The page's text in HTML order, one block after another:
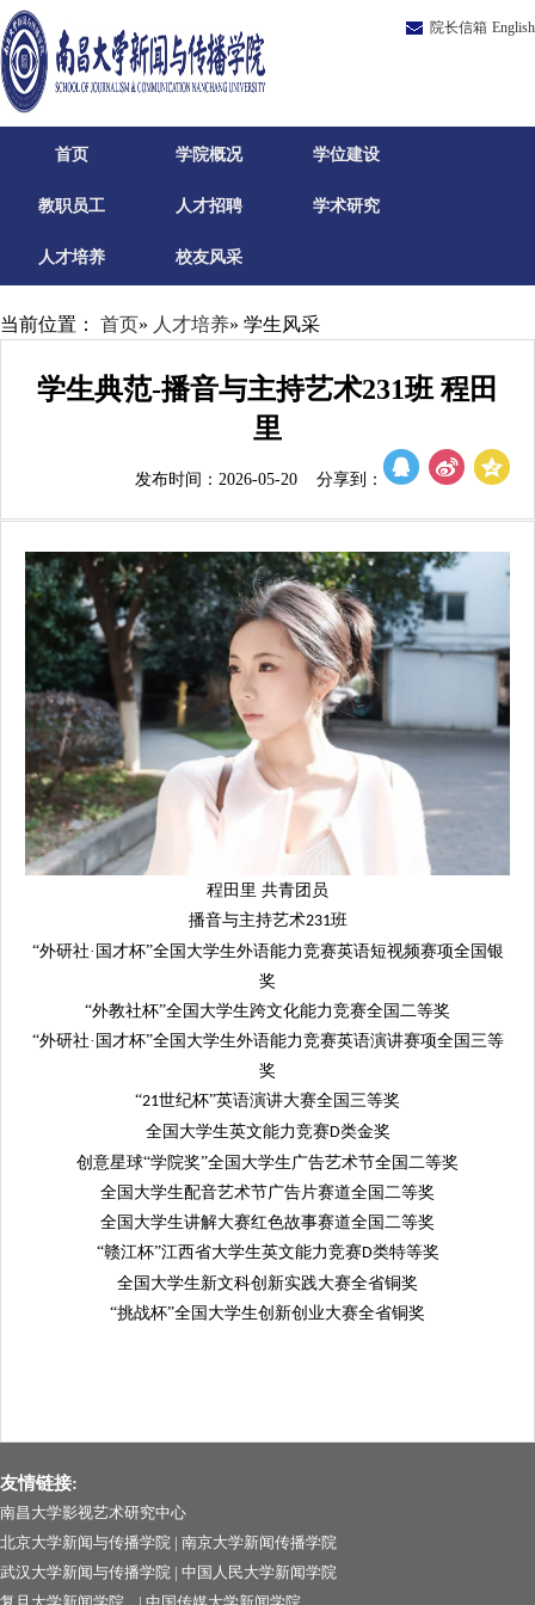
院长信箱 English
首页 学院概况 学位建设
教职员工 人才招聘 学术研究
人才培养 校友风采
当前位置： 首页» 人才培养» 学生风采
学生典范-播音与主持艺术231班 程田
里
发布时间：2026-05-20 分享到：
程田里 共青团员
播音与主持艺术231班
“外研社·国才杯”全国大学生外语能力竞赛英语短视频赛项全国银
奖
“外教社杯”全国大学生跨文化能力竞赛全国二等奖
“外研社·国才杯”全国大学生外语能力竞赛英语演讲赛项全国三等
奖
“21世纪杯”英语演讲大赛全国三等奖
全国大学生英文能力竞赛D类金奖
创意星球“学院奖”全国大学生广告艺术节全国二等奖
全国大学生配音艺术节广告片赛道全国二等奖
全国大学生讲解大赛红色故事赛道全国二等奖
“赣江杯”江西省大学生英文能力竞赛D类特等奖
全国大学生新文科创新实践大赛全省铜奖
“挑战杯”全国大学生创新创业大赛全省铜奖
友情链接:
南昌大学影视艺术研究中心
北京大学新闻与传播学院 | 南京大学新闻传播学院
武汉大学新闻与传播学院 | 中国人民大学新闻学院